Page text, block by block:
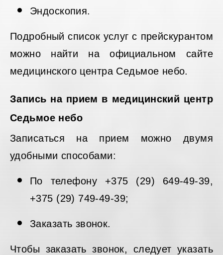
Эндоскопия.
Подробный список услуг с прейскурантом
можно найти на официальном сайте
медицинского центра Седьмое небо.
Запись на прием в медицинский центр
Седьмое небо
Записаться на прием можно двумя
удобными способами:
По телефону +375 (29) 649-49-39,
+375 (29) 749-49-39;
Заказать звонок.
Чтобы заказать звонок, следует указать